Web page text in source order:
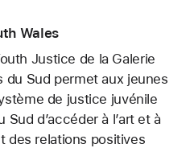
Wales
Justice de la Galerie
du Sud permet aux jeunes
de justice juvénile
d’accéder à l’art et à
des relations positives